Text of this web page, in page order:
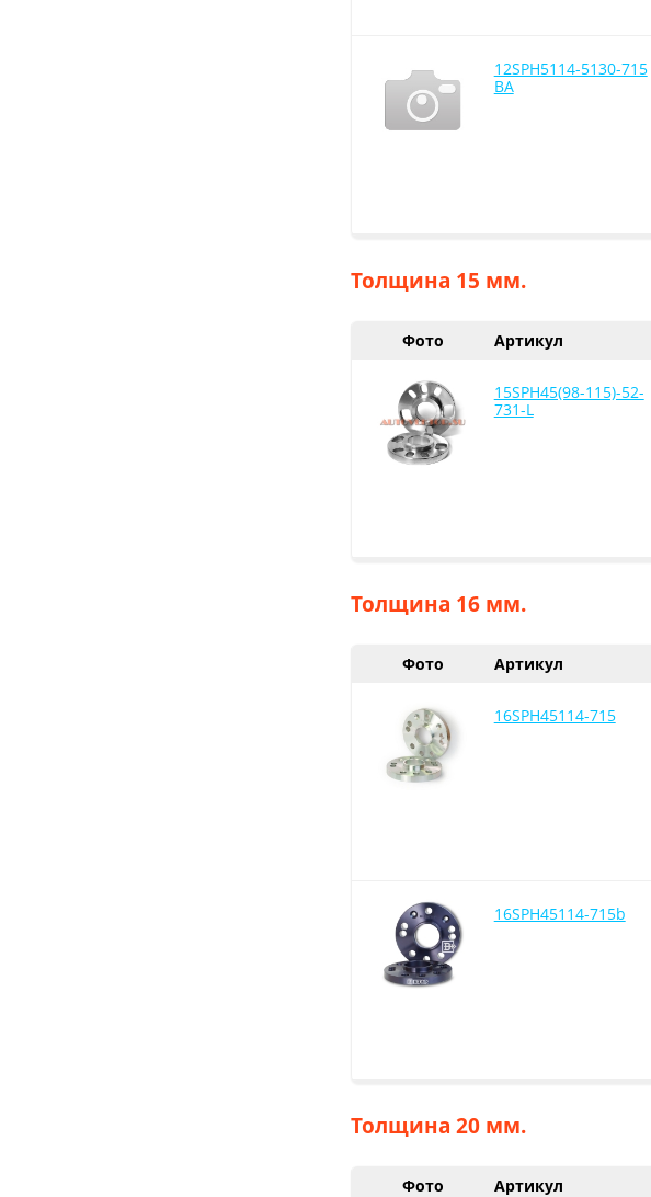
12SPH5114-5130-715
BA
Толщина 15 мм.
Фото Артикул
15SPH45(98-115)-52-
731-L
Толщина 16 мм.
Фото Артикул
16SPH45114-715
16SPH45114-715b
Толщина 20 мм.
Фото Артикул